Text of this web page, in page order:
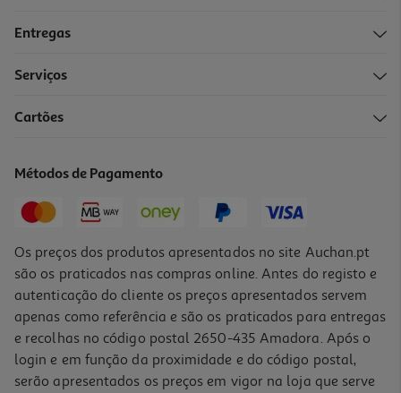
Entregas
Serviços
Cartões
Métodos de Pagamento
Os preços dos produtos apresentados no site Auchan.pt
são os praticados nas compras online. Antes do registo e
autenticação do cliente os preços apresentados servem
apenas como referência e são os praticados para entregas
e recolhas no código postal 2650-435 Amadora. Após o
login e em função da proximidade e do código postal,
serão apresentados os preços em vigor na loja que serve